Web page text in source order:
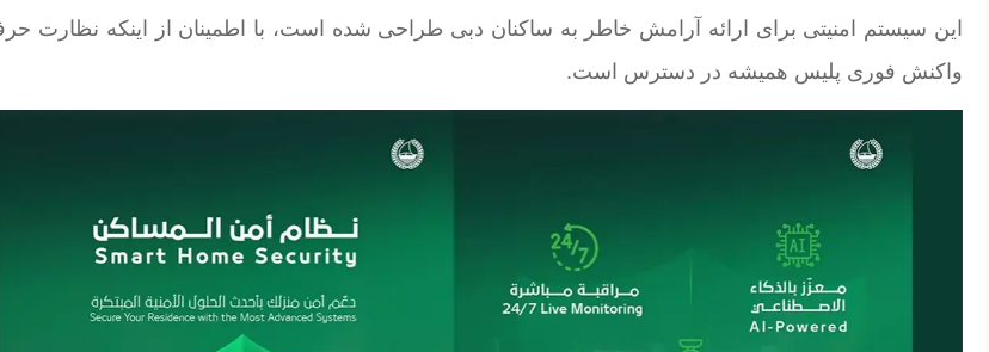
این سیستم امنیتی برای ارائه آرامش خاطر به ساکنان دبی طراحی شده است، با اطمینان از اینکه نظارت
واکنش فوری پلیس همیشه در دسترس است.